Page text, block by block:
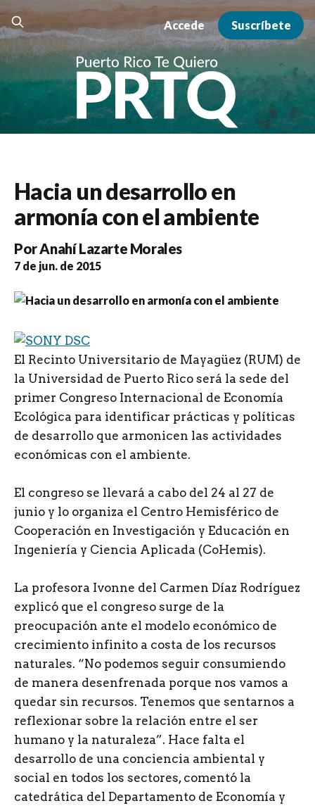
Accede Suscríbete
Hacia un desarrollo en
armonía con el ambiente
PorAnahí Lazarte Morales
7 de jun. de 2015
El Recinto Universitario de Mayagüez (RUM) de
la Universidad de Puerto Rico será la sede del
primer Congreso Internacional de Economía
Ecológica para identificar prácticas y políticas
de desarrollo que armonicen las actividades
económicas con el ambiente.
El congreso se llevará a cabo del 24 al 27 de
junio y lo organiza el Centro Hemisférico de
Cooperación en Investigación y Educación en
Ingeniería y Ciencia Aplicada (CoHemis).
La profesora Ivonne del Carmen Díaz Rodríguez
explicó que el congreso surge de la
preocupación ante el modelo económico de
crecimiento infinito a costa de los recursos
naturales. “No podemos seguir consumiendo
de manera desenfrenada porque nos vamos a
quedar sin recursos. Tenemos que sentarnos a
reflexionar sobre la relación entre el ser
humano y la naturaleza”. Hace falta el
desarrollo de una conciencia ambiental y
social en todos los sectores, comentó la
catedrática del Departamento de Economía y